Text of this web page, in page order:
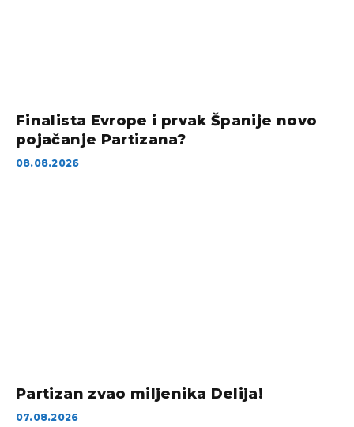
Finalista Evrope i prvak Španije novo
pojačanje Partizana?
08.08.2026
Partizan zvao miljenika Delija!
07.08.2026